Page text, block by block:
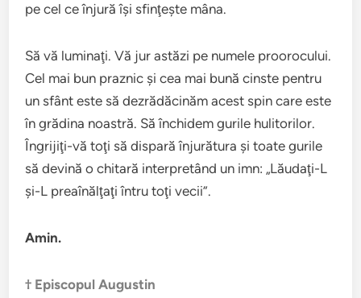
pe cel ce înjură îşi sfinţeşte mâna.
Să vă luminaţi. Vă jur astăzi pe numele proorocului.
Cel mai bun praznic şi cea mai bună cinste pentru
un sfânt este să dezrădăcinăm acest spin care este
în grădina noastră. Să închidem gurile hulitorilor.
Îngrijiţi-vă toţi să dispară înjurătura şi toate gurile
să devină o chitară interpretând un imn: „Lăudaţi-L
şi-L preaînălţaţi întru toţi vecii”.
Amin.
† Episcopul Augustin